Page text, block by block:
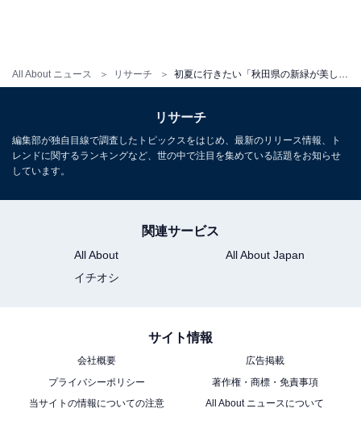
All About ニュース リサーチ 初夏に行きたい「秋田県の新緑が美しいスポット」ランキング！ 2位は「鏡沼（八幡平ドラゴンアイ）」、1位は？
リサーチ
編集部が独自目線で調査したトピックスをはじめ、最新のリリース情報、ト
レンドに関するランキングなど、世の中で注目を集めている話題をお知らせ
しています。
関連サービス
All About
All About Japan
イチオシ
サイト情報
会社概要
広告掲載
プライバシーポリシー
著作権・商標・免責事項
当サイトの情報についての注意
All About ニュースについて